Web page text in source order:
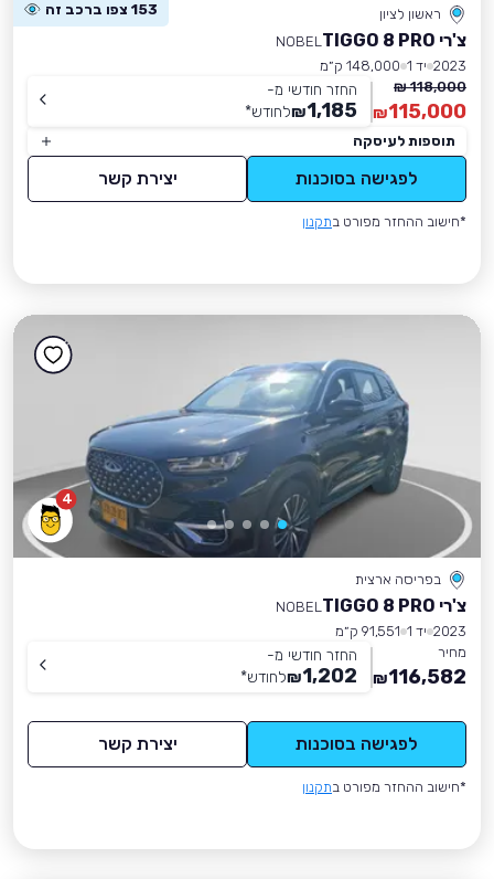
ראשון לציון 153 צפו ברכב זה
צ'רי TIGGO 8 PRO
NOBEL
2023 יד 1
148,000 ק״מ
118,000 ₪
115,000
₪
החזר חודשי מ-
1,185
₪לחודש*
תוספות לעיסקה
לפגישה בסוכנות יצירת קשר
*חישוב ההחזר מפורט בתקנון
4
בפריסה ארצית
צ'רי TIGGO 8 PRO
NOBEL
2023 יד 1
91,551 ק״מ
מחיר
116,582
₪
החזר חודשי מ-
1,202
₪לחודש*
לפגישה בסוכנות יצירת קשר
*חישוב ההחזר מפורט בתקנון